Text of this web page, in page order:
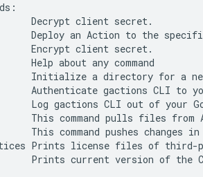
Decrypt client secret.
Deploy an Action to the
Encrypt client secret.
Help about any command
Initialize a directory for a
Authenticate gactions CLI to
Log gactions CLI out of your
This command pulls files from
This command pushes changes
Prints license files of third-
Prints current version of the